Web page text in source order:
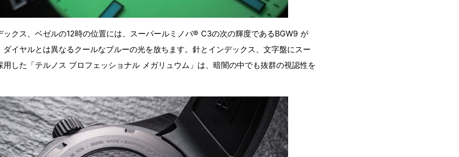
ックス、ベゼルの12時の位置には、スーパールミノバ® C3の次の輝度であるBGW9 が
ダイヤルとは異なるクールなブルーの光を放ちます。針とインデックス、文字盤にスー
用した「テルノス プロフェッショナル メガリュウム」は、暗闇の中でも抜群の視認性を